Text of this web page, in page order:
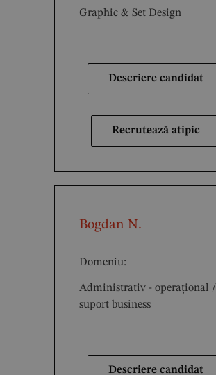
Graphic & Set Design
Descriere candidat
Recrutează atipic
Bogdan N.
Domeniu:
Administrativ - operațional /
suport business
Descriere candidat